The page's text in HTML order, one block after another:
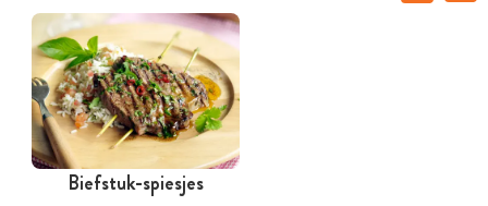
Biefstuk-spiesjes